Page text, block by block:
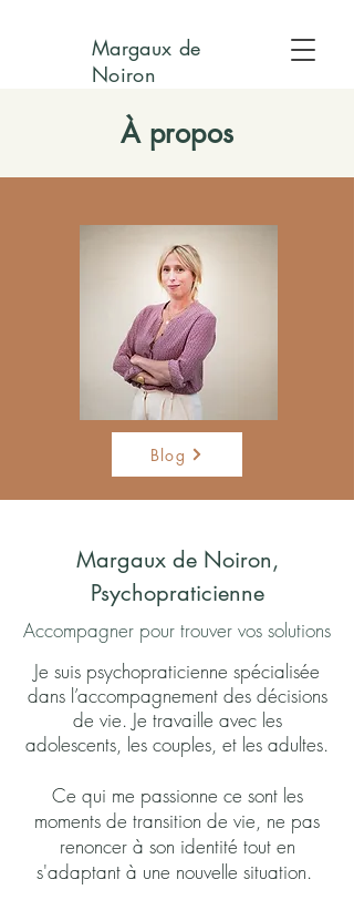
Margaux de
Noiron
À propos
Blog
Margaux de Noiron,
Psychopraticienne
Accompagner pour trouver vos solutions
Je suis psychopraticienne spécialisée
dans l’accompagnement des décisions
de vie. Je travaille avec les
adolescents, les couples, et les adultes.
Ce qui me passionne ce sont les
moments de transition de vie, ne pas
renoncer à son identité tout en
s'adaptant à une nouvelle situation.